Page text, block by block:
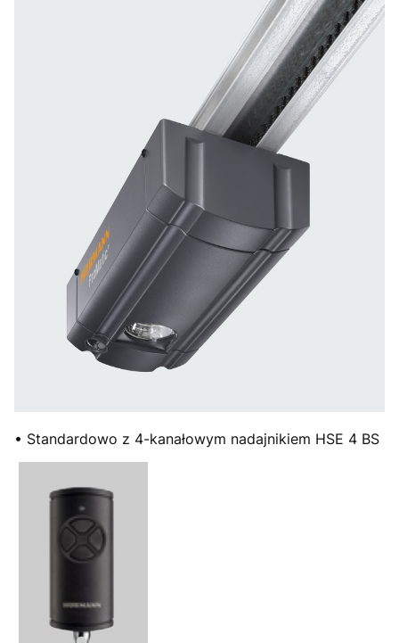
• Standardowo z 4-kanałowym nadajnikiem HSE 4 BS